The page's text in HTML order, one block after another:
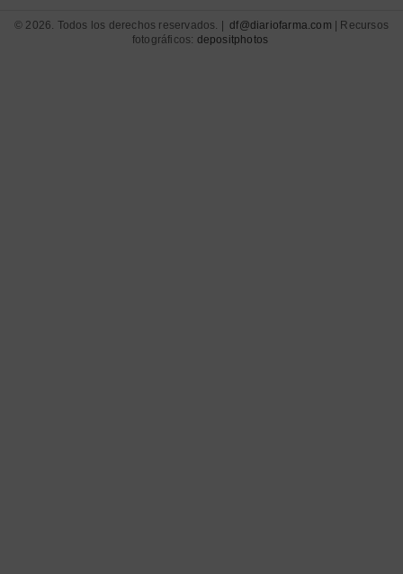
© 2026. Todos los derechos reservados. |df@diariofarma.com
| Recursos
fotográficos: depositphotos